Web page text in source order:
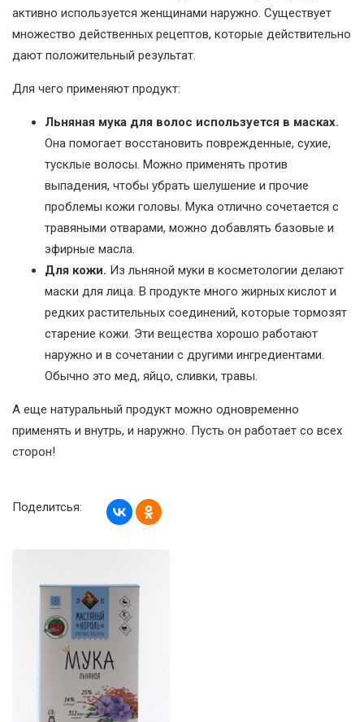
активно используется женщинами наружно. Существует
множество действенных рецептов, которые действительно
дают положительный результат.
Для чего применяют продукт:
Льняная мука для волос используется в масках.
Она помогает восстановить поврежденные, сухие,
тусклые волосы. Можно применять против
выпадения, чтобы убрать шелушение и прочие
проблемы кожи головы. Мука отлично сочетается с
травяными отварами, можно добавлять базовые и
эфирные масла.
Для кожи. Из льняной муки в косметологии делают
маски для лица. В продукте много жирных кислот и
редких растительных соединений, которые тормозят
старение кожи. Эти вещества хорошо работают
наружно и в сочетании с другими ингредиентами.
Обычно это мед, яйцо, сливки, травы.
А еще натуральный продукт можно одновременно
применять и внутрь, и наружно. Пусть он работает со всех
сторон!
Поделитсья: